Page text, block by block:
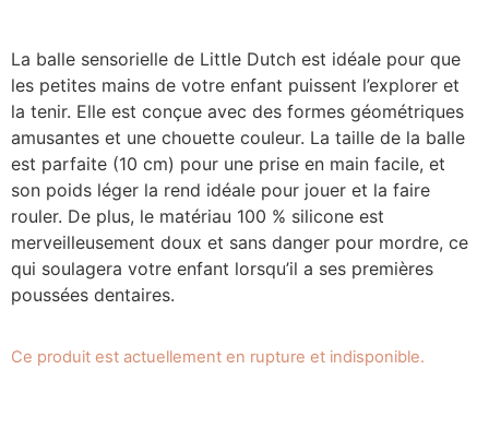
La balle sensorielle de Little Dutch est idéale pour que
les petites mains de votre enfant puissent l’explorer et
la tenir. Elle est conçue avec des formes géométriques
amusantes et une chouette couleur. La taille de la balle
est parfaite (10 cm) pour une prise en main facile, et
son poids léger la rend idéale pour jouer et la faire
rouler. De plus, le matériau 100 % silicone est
merveilleusement doux et sans danger pour mordre, ce
qui soulagera votre enfant lorsqu’il a ses premières
poussées dentaires.
Ce produit est actuellement en rupture et indisponible.